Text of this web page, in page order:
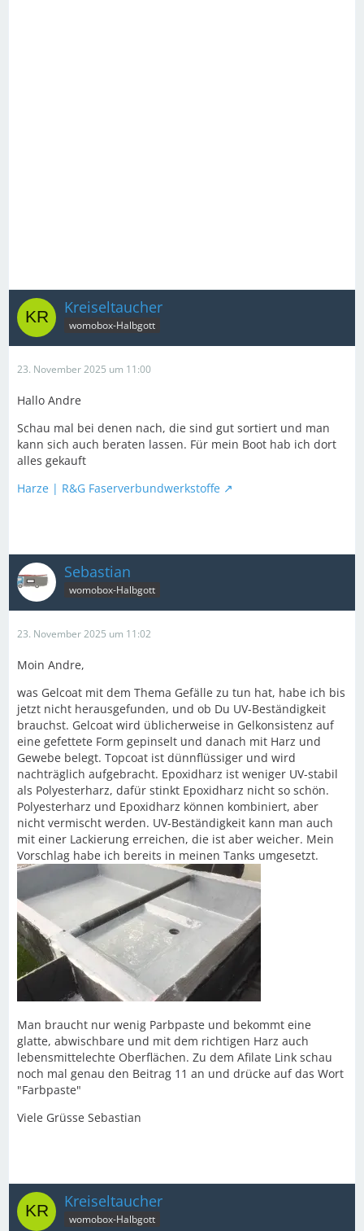
Kreiseltaucher
womobox-Halbgott
23. November 2025 um 11:00
Hallo Andre
Schau mal bei denen nach, die sind gut sortiert und man
kann sich auch beraten lassen. Für mein Boot hab ich dort
alles gekauft
Harze | R&G Faserverbundwerkstoffe
Sebastian
womobox-Halbgott
23. November 2025 um 11:02
Moin Andre,
was Gelcoat mit dem Thema Gefälle zu tun hat, habe ich bis
jetzt nicht herausgefunden, und ob Du UV-Beständigkeit
brauchst. Gelcoat wird üblicherweise in Gelkonsistenz auf
eine gefettete Form gepinselt und danach mit Harz und
Gewebe belegt. Topcoat ist dünnflüssiger und wird
nachträglich aufgebracht. Epoxidharz ist weniger UV-stabil
als Polyesterharz, dafür stinkt Epoxidharz nicht so schön.
Polyesterharz und Epoxidharz können kombiniert, aber
nicht vermischt werden. UV-Beständigkeit kann man auch
mit einer Lackierung erreichen, die ist aber weicher. Mein
Vorschlag habe ich bereits in meinen Tanks umgesetzt.
Man braucht nur wenig Parbpaste und bekommt eine
glatte, abwischbare und mit dem richtigen Harz auch
lebensmittelechte Oberflächen. Zu dem Afilate Link schau
noch mal genau den Beitrag 11 an und drücke auf das Wort
"Farbpaste"
Viele Grüsse Sebastian
Kreiseltaucher
womobox-Halbgott